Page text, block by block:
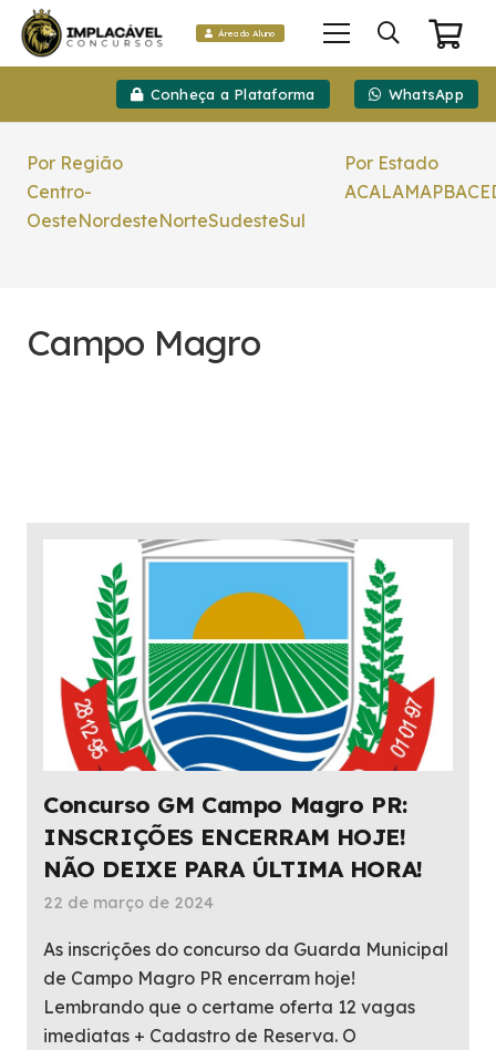
Área do Aluno
Conheça a Plataforma WhatsApp
Por Região
Centro-
OesteNordesteNorteSudesteSul
Por Estado
ACALAMAPBACE
Campo Magro
Concurso GM Campo Magro PR:
INSCRIÇÕES ENCERRAM HOJE!
NÃO DEIXE PARA ÚLTIMA HORA!
22 de março de 2024
As inscrições do concurso da Guarda Municipal
de Campo Magro PR encerram hoje!
Lembrando que o certame oferta 12 vagas
imediatas + Cadastro de Reserva. O